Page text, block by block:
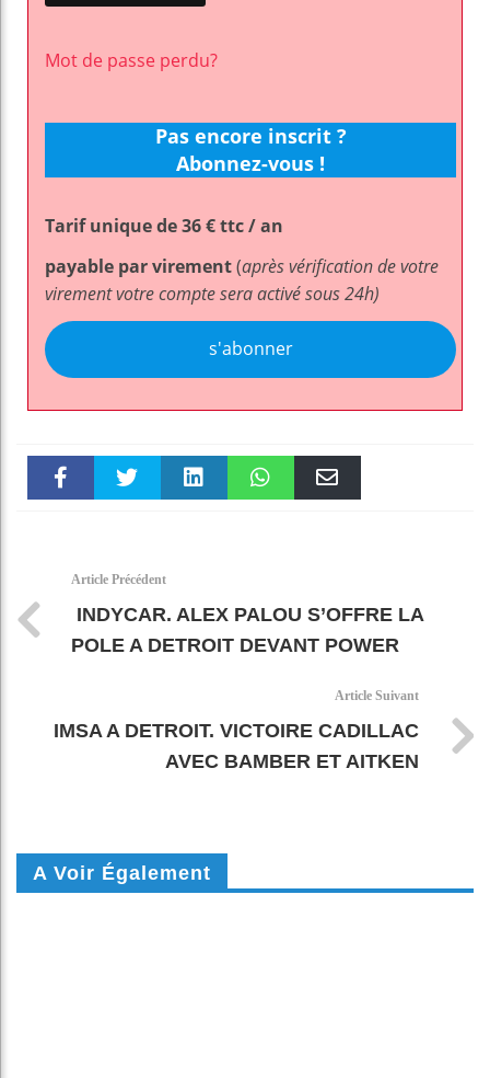
Mot de passe perdu?
Pas encore inscrit ?
Abonnez-vous !
Tarif unique de 36 € ttc / an
payable par virement(après vérification de votre
virement votre compte sera activé sous 24h)
s'abonner
Article Précédent
INDYCAR. ALEX PALOU S’OFFRE LA
POLE A DETROIT DEVANT POWER
Article Suivant
IMSA A DETROIT. VICTOIRE CADILLAC
AVEC BAMBER ET AITKEN
A Voir Également